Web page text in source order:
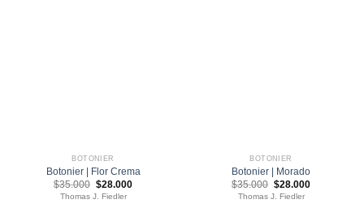
BOTONIER
Botonier | Flor Crema
$35.000 El
precio
original
$28.000El
Thomas J. Fiedler
BOTONIER
Botonier | Morado
$35.000 El
precio
original
$28.000El
Thomas J. Fiedler